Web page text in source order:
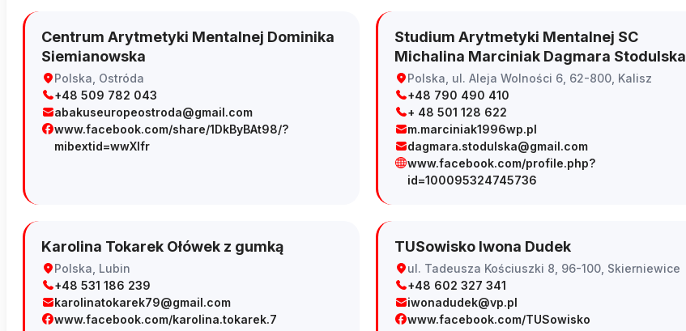
Centrum Arytmetyki Mentalnej Dominika
Siemianowska
Polska, Ostróda
+48 509 782 043
abakuseuropeostroda@gmail.com
www.facebook.com/share/1DkByBAt98/?
mibextid=wwXIfr
Studium Arytmetyki Mentalnej SC
Michalina Marciniak Dagmara Stodulska
Polska, ul. Aleja Wolności 6, 62-800, Kalisz
+48 790 490 410
+ 48 501 128 622
m.marciniak1996wp.pl
dagmara.stodulska@gmail.com
www.facebook.com/profile.php?
id=100095324745736
Karolina Tokarek Ołówek z gumką
Polska, Lubin
+48 531 186 239
karolinatokarek79@gmail.com
www.facebook.com/karolina.tokarek.7
TUSowisko Iwona Dudek
ul. Tadeusza Kościuszki 8, 96-100, Skierniewice
+48 602 327 341
iwonadudek@vp.pl
www.facebook.com/TUSowisko